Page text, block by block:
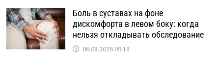
Боль в суставах на фоне
дискомфорта в левом боку: когда
нельзя откладывать обследование
06.08.2026 09:18